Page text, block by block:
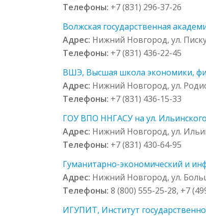
Телефоны: +7 (831) 296-37-26
Волжская государственная
Адрес: Нижний Новгород, ул.
Телефоны: +7 (831) 436-22-45
ВШЭ, Высшая школа экономики,
Адрес: Нижний Новгород, ул.
Телефоны: +7 (831) 436-15-33
ГОУ ВПО ННГАСУ на ул.
Адрес: Нижний Новгород, ул.
Телефоны: +7 (831) 430-64-95
Гуманитарно-экономический и
Адрес: Нижний Новгород, ул.
Телефоны:8 (800) 555-25-28, +7
ИГУПИТ, Институт